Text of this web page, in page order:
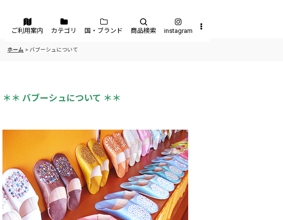
メニュー
ご利用案内 カテゴリ 国・ブランド 商品検索 instagram
ホーム > バブーシュについて
＊＊ バブーシュについて ＊＊